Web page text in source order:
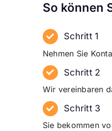
So können
Schritt 1
Nehmen Sie
Schritt 2
Wir vereinbaren
Schritt 3
Sie bekommen